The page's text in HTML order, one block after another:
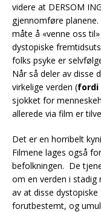
videre at DERSOM
gjennomføre
måte å «venne oss
dystopiske
folks psyke er
Når så deler av disse
virkelige verden (fordi
sjokket for
allerede via film er
Det er en horribelt
Filmene lages også
befolkningen. De
om en verden i
av at disse
forutbestemt, og